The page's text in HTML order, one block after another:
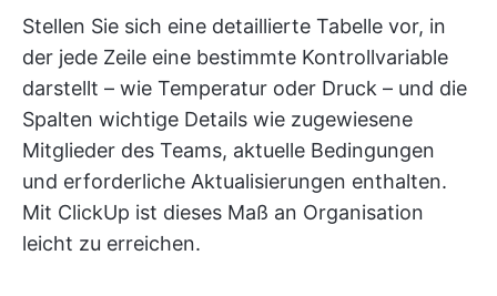
Stellen Sie sich eine detaillierte Tabelle vor, in
der jede Zeile eine bestimmte Kontrollvariable
darstellt – wie Temperatur oder Druck – und die
Spalten wichtige Details wie zugewiesene
Mitglieder des Teams, aktuelle Bedingungen
und erforderliche Aktualisierungen enthalten.
Mit ClickUp ist dieses Maß an Organisation
leicht zu erreichen.